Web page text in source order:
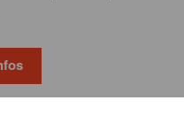
POLICY